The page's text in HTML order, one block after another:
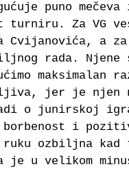
puno
turniru. Za VG
Cvijanovića, a
rada. Njene
maksimalan
jer je njen
o junirskoj
i
ozbiljna kad
je u velikom